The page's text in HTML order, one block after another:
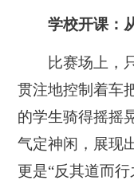
学校开课：
比赛场上，只
贯注地控制着车
的学生骑得摇摇
气定神闲，展现
更是“反其道而